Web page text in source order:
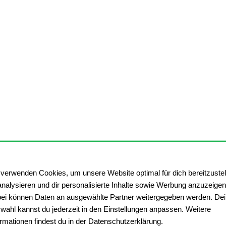
Cookies, um unsere Website optimal für dich
und dir personalisierte Inhalte sowie Werbung
können Daten an ausgewählte Partner weitergegeben werden.
kannst du jederzeit in den Einstellungen anpassen. Weitere
findest du in der Datenschutzerklärung.